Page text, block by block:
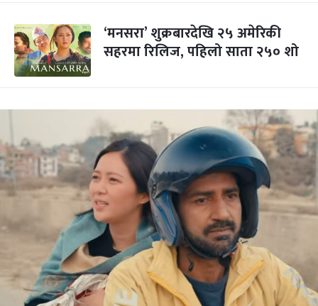
‘मनसरा’ शुक्रबारदेखि २५ अमेरिकी
सहरमा रिलिज, पहिलो साता २५० शो